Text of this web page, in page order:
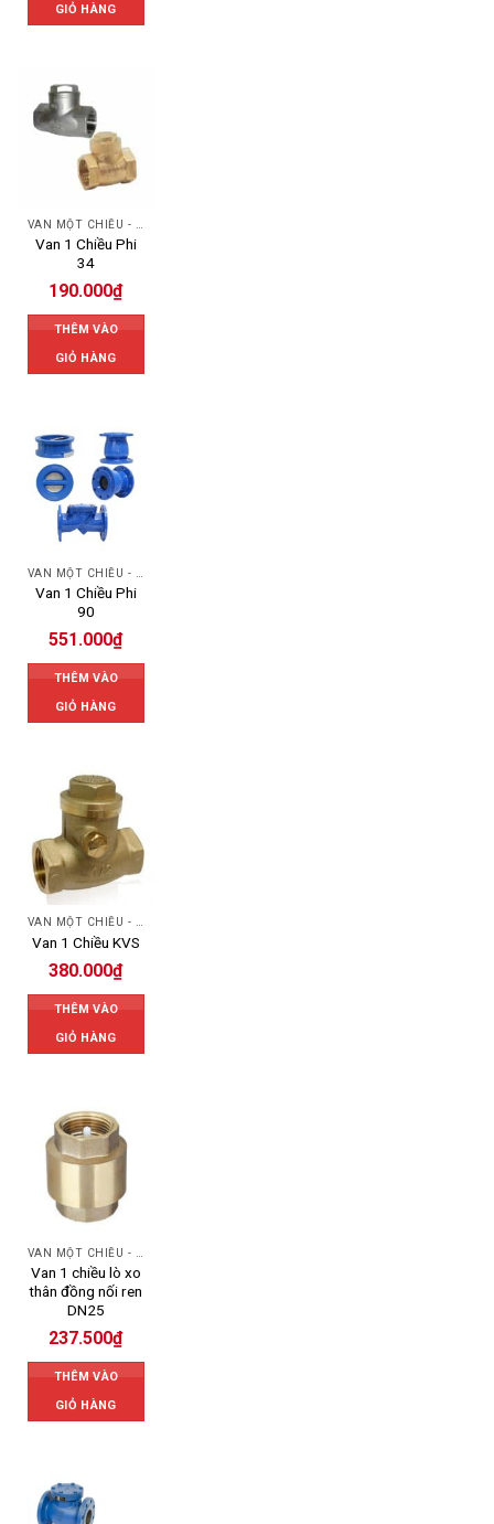
GIỎ HÀNG
Van 1 Chiều Phi
34
190.000₫
THÊM VÀO
GIỎ HÀNG
VAN MỘT CHIỀU - SWING CHECK VALVE
Van 1 Chiều Phi
90
551.000₫
THÊM VÀO
GIỎ HÀNG
VAN MỘT CHIỀU - SWING CHECK VALVE
Van 1 Chiều KVS
380.000₫
THÊM VÀO
GIỎ HÀNG
Van 1 chiều lò xo
thân đồng nối ren
DN25
237.500₫
THÊM VÀO
GIỎ HÀNG